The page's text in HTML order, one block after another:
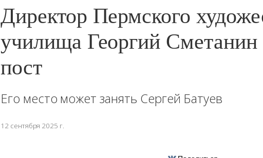
Директор Пермского
училища Георгий Сметанин
пост
Его место может занять Сергей Батуев
12 сентября 2025 г.